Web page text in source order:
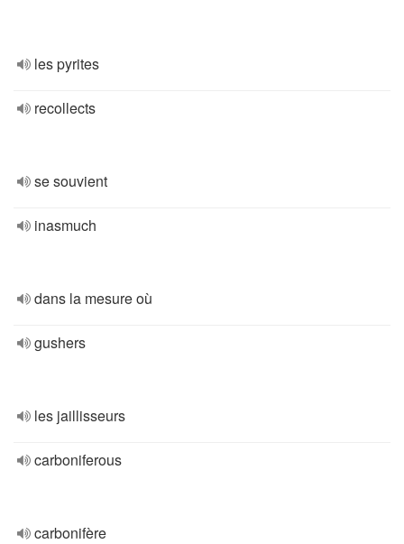
les pyrites
recollects
se souvient
inasmuch
dans la mesure où
gushers
les jaillisseurs
carboniferous
carbonifère